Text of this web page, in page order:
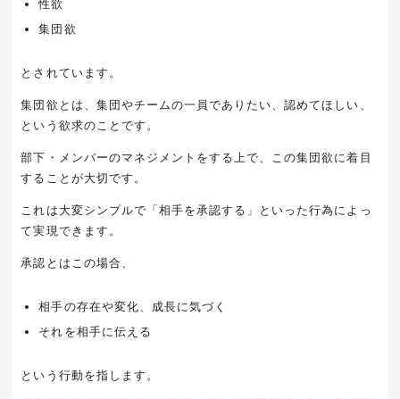
性欲
集団欲
とされています。
集団欲とは、集団やチームの一員でありたい、認めてほしい、
という欲求のことです。
部下・メンバーのマネジメントをする上で、この集団欲に着目
することが大切です。
これは大変シンプルで「相手を承認する」といった行為によっ
て実現できます。
承認とはこの場合、
相手の存在や変化、成長に気づく
それを相手に伝える
という行動を指します。